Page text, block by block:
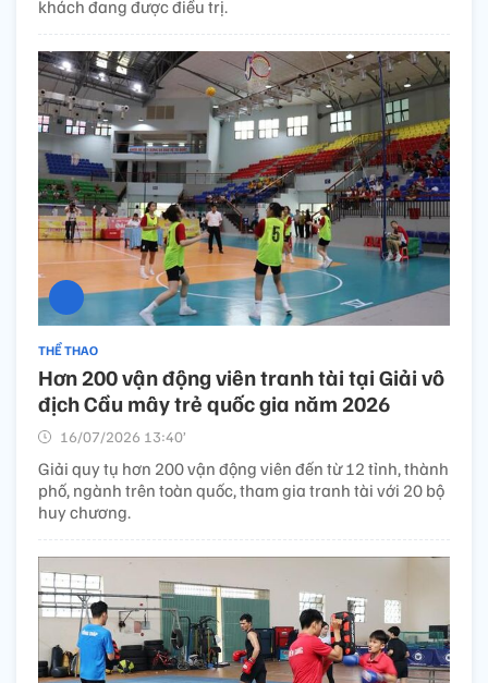
khách đang được điều trị.
THỂ THAO
Hơn 200 vận động viên tranh tài tại Giải vô
địch Cầu mây trẻ quốc gia năm 2026
16/07/2026 13:40’
Giải quy tụ hơn 200 vận động viên đến từ 12 tỉnh, thành
phố, ngành trên toàn quốc, tham gia tranh tài với 20 bộ
huy chương.